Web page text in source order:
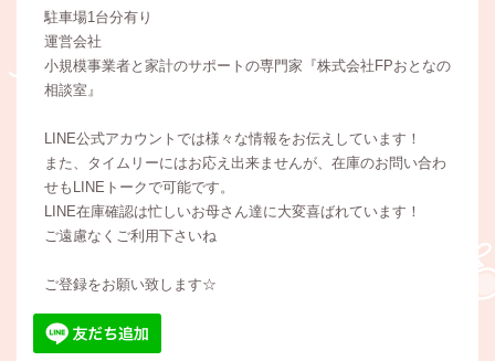
駐車場1台分有り
運営会社
小規模事業者と家計のサポートの専門家『株式会社FPおとなの
相談室』
LINE公式アカウントでは様々な情報をお伝えしています！
また、タイムリーにはお応え出来ませんが、在庫のお問い合わ
せもLINEトークで可能です。
LINE在庫確認は忙しいお母さん達に大変喜ばれています！
ご遠慮なくご利用下さいね
ご登録をお願い致します☆